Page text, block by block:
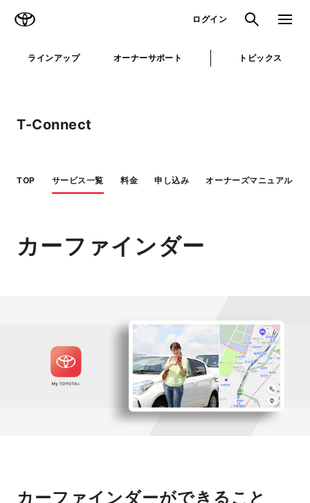
ログイン 検索 メニュ
ラインアップ オーナーサポート トピックス
T-Connect
TOP サービス一覧 料金 申し込み オーナーズマニュアル
カーファインダー
カーファインダーができること